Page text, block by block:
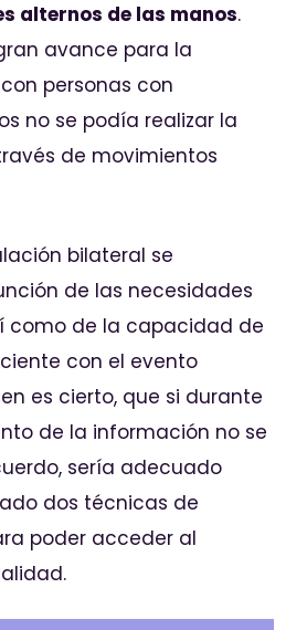
alternos de las manos.
avance para la
personas con
no se podía realizar la
de movimientos
bilateral se
de las necesidades
como de la capacidad de
con el evento
es cierto, que si durante
de la información no se
sería adecuado
dos técnicas de
poder acceder al